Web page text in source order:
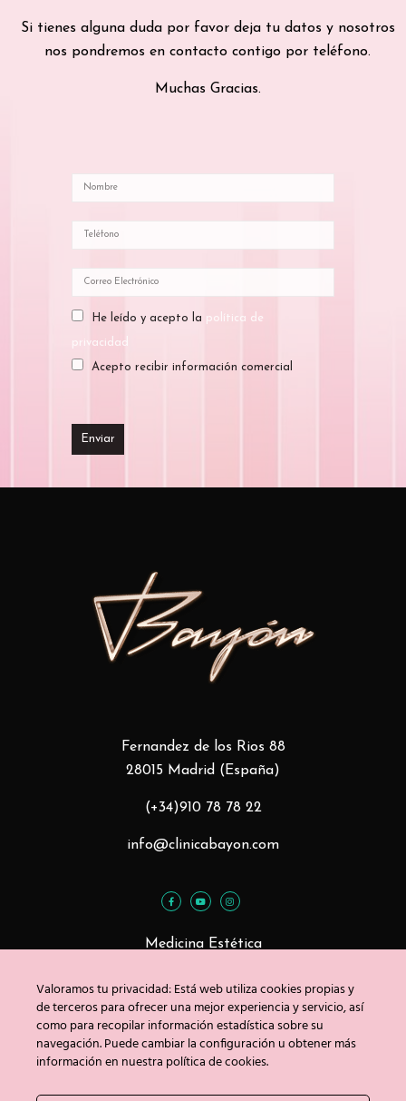
Si tienes alguna duda por favor deja tu datos y nosotros
nos pondremos en contacto contigo por teléfono.
Muchas Gracias.
He leído y acepto la política de
privacidad
Acepto recibir información comercial
Fernandez de los Rios 88
28015 Madrid (España)
(+34)910 78 78 22
info@clinicabayon.com
Medicina Estética
Tratamientos Corporales
Blog
Valoramos tu privacidad: Está web utiliza cookies propias y
de terceros para ofrecer una mejor experiencia y servicio, así
como para recopilar información estadística sobre su
navegación. Puede cambiar la configuración u obtener más
información en nuestra política de cookies.